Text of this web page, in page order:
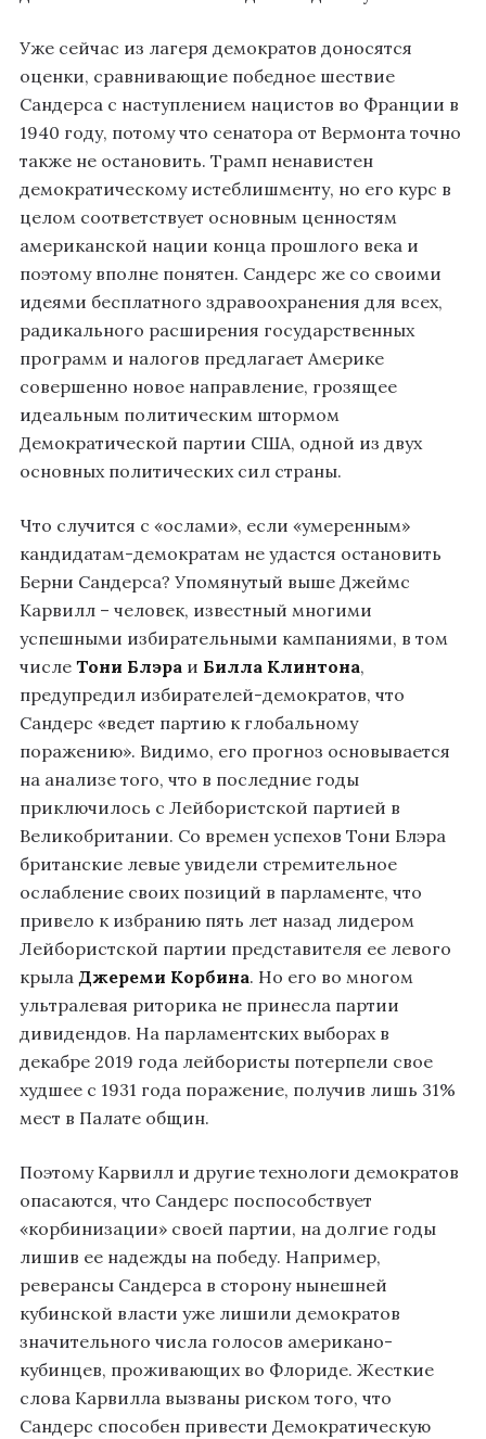
Уже сейчас из лагеря демократов доносятся
оценки, сравнивающие победное шествие
Сандерса с наступлением нацистов во Франции в
1940 году, потому что сенатора от Вермонта точно
также не остановить. Трамп ненавистен
демократическому истеблишменту, но его курс в
целом соответствует основным ценностям
американской нации конца прошлого века и
поэтому вполне понятен. Сандерс же со своими
идеями бесплатного здравоохранения для всех,
радикального расширения государственных
программ и налогов предлагает Америке
совершенно новое направление, грозящее
идеальным политическим штормом
Демократической партии США, одной из двух
основных политических сил страны.
Что случится с «ослами», если «умеренным»
кандидатам-демократам не удастся остановить
Берни Сандерса? Упомянутый выше Джеймс
Карвилл – человек, известный многими
успешными избирательными кампаниями, в том
числе Тони Блэра и Билла Клинтона,
предупредил избирателей-демократов, что
Сандерс «ведет партию к глобальному
поражению». Видимо, его прогноз основывается
на анализе того, что в последние годы
приключилось с Лейбористской партией в
Великобритании. Со времен успехов Тони Блэра
британские левые увидели стремительное
ослабление своих позиций в парламенте, что
привело к избранию пять лет назад лидером
Лейбористской партии представителя ее левого
крыла Джереми Корбина. Но его во многом
ультралевая риторика не принесла партии
дивидендов. На парламентских выборах в
декабре 2019 года лейбористы потерпели свое
худшее с 1931 года поражение, получив лишь 31%
мест в Палате общин.
Поэтому Карвилл и другие технологи демократов
опасаются, что Сандерс поспособствует
«корбинизации» своей партии, на долгие годы
лишив ее надежды на победу. Например,
реверансы Сандерса в сторону нынешней
кубинской власти уже лишили демократов
значительного числа голосов американо-
кубинцев, проживающих во Флориде. Жесткие
слова Карвилла вызваны риском того, что
Сандерс способен привести Демократическую